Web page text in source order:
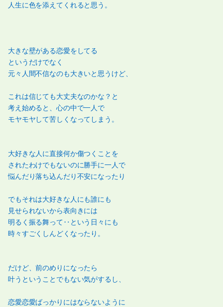
人生に色を添えてくれると思う。
大きな壁がある恋愛をしてる
というだけでなく
元々人間不信なのも大きいと思うけど、
これは信じても大丈夫なのかな？と
考え始めると、心の中で一人で
モヤモヤして苦しくなってしまう。
大好きな人に直接何か傷つくことを
されたわけでもないのに勝手に一人で
悩んだり落ち込んだり不安になったり
でもそれは大好きな人にも誰にも
見せられないから表向きには
明るく振る舞って‥という日々にも
時々すごくしんどくなったり。
だけど、前のめりになったら
叶うということでもない気がするし、
恋愛恋愛ばっかりにはならないように